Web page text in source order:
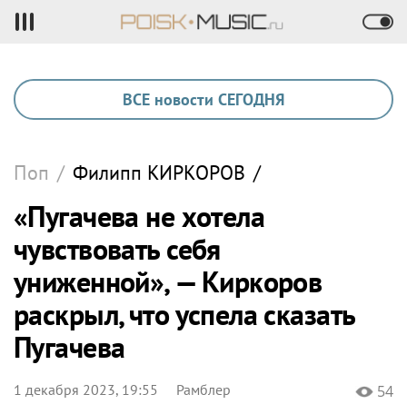
ВСЕ новости СЕГОДНЯ
Поп / Филипп КИРКОРОВ /
«Пугачева не хотела
чувствовать себя
униженной», — Киркоров
раскрыл, что успела сказать
Пугачева
1 декабря 2023, 19:55 Рамблер 54